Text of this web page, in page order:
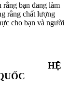
bạn đang làm
rằng chất lượng
cho bạn và người
HỆ